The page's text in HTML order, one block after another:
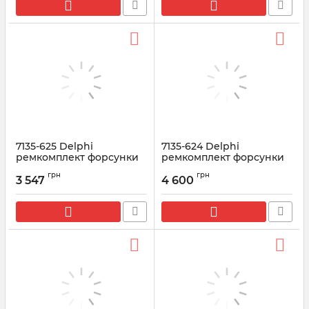
7135-625 Delphi
ремкомплект форсунки
(28278897+L163PRD)
Артикул: 7135-625
3 547 грн
7135-624 Delphi
ремкомплект форсунки
(28278897+L236PRD)
Артикул: 7135-624
4 600 грн